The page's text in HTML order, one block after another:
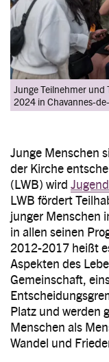
Junge Teilnehmer und
2024 in Chavannes-
Junge Menschen
der Kirche
(LWB) wird
LWB fördert
junger Menschen
in allen seinen
2012-2017 heißt
Aspekten des
Gemeinschaft,
Platz und werden
Menschen als
Wandel und